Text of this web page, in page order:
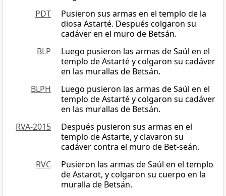
PDT
Pusieron sus armas en el templo de la
diosa Astarté. Después colgaron su
cadáver en el muro de Betsán.
BLP
Luego pusieron las armas de Saúl en el
templo de Astarté y colgaron su cadáver
en las murallas de Betsán.
BLPH
Luego pusieron las armas de Saúl en el
templo de Astarté y colgaron su cadáver
en las murallas de Betsán.
RVA-2015
Después pusieron sus armas en el
templo de Astarte, y clavaron su
cadáver contra el muro de Bet-seán.
RVC
Pusieron las armas de Saúl en el templo
de Astarot, y colgaron su cuerpo en la
muralla de Betsán.